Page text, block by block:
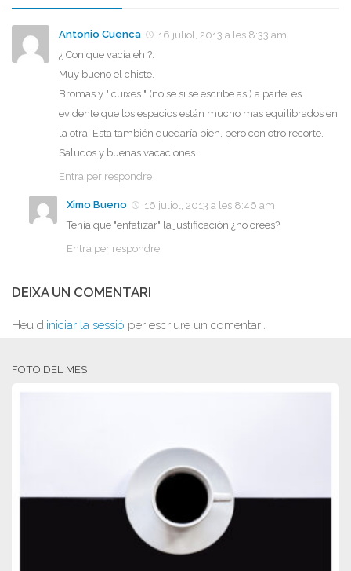
Antonio Cuenca
16 juliol, 2013 a les 8:33 am
¿ Con que vacía eh ?.
Muy bueno el chiste.
Bromas y " cuixes " (no se si se escribe así) a parte, es
evidente que los espacios están mucho mas equilibrados en
la otra, Esta también quedaría bien, pero con otro recorte.
Saludos y buenas vacaciones.
Entra per respondre
Ximo Bueno
16 juliol, 2013 a les 8:46 am
Tenía que "enfatizar" la justificación ¿no crees?
Entra per respondre
DEIXA UN COMENTARI
Heu d'iniciar la sessió per escriure un comentari.
FOTO DEL MES